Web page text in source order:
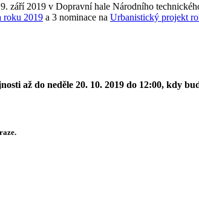
září 2019 v Dopravní hale Národního
roku 2019 a 3 nominace na Urbanistický projekt
až do neděle 20. 10. 2019 do 12:00, kdy